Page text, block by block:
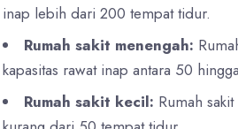
inap lebih dari 200 tempat tidur.
Rumah sakit menengah:
kapasitas rawat inap antara 50
Rumah sakit kecil: Rumah